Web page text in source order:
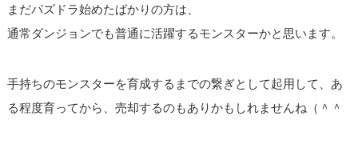
まだパズドラ始めたばかりの方は、
通常ダンジョンでも普通に活躍するモンスターかと思います。
手持ちのモンスターを育成するまでの繋ぎとして起用して、あ
る程度育ってから、売却するのもありかもしれませんね（＾＾